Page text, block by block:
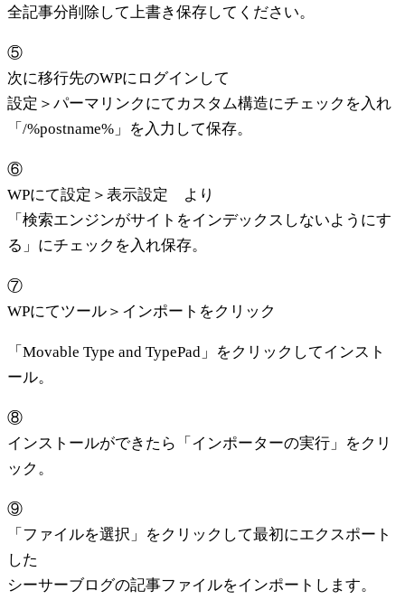
全記事分削除して上書き保存してください。
⑤
次に移行先のWPにログインして
設定＞パーマリンクにてカスタム構造にチェックを入れ
「/%postname%」を入力して保存。
⑥
WPにて設定＞表示設定 より
「検索エンジンがサイトをインデックスしないようにす
る」にチェックを入れ保存。
⑦
WPにてツール＞インポートをクリック
「Movable Type and TypePad」をクリックしてインスト
ール。
⑧
インストールができたら「インポーターの実行」をクリ
ック。
⑨
「ファイルを選択」をクリックして最初にエクスポート
した
シーサーブログの記事ファイルをインポートします。